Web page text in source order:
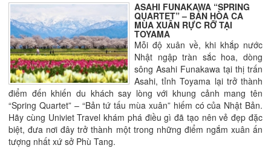
ASAHI FUNAKAWA “SPRING
QUARTET” – BẢN HÒA CA
MÙA XUÂN RỰC RỠ TẠI
TOYAMA
Mỗi độ xuân về, khi khắp nước
Nhật ngập tràn sắc hoa, dòng
sông Asahi Funakawa tại thị trấn
Asahi, tỉnh Toyama lại trở thành
điểm đến khiến du khách say lòng với khung cảnh mang tên
“Spring Quartet” – “Bản tứ tấu mùa xuân” hiếm có của Nhật Bản.
Hãy cùng Univiet Travel khám phá điều gì đã tạo nên vẻ đẹp đặc
biệt, đưa nơi đây trở thành một trong những điểm ngắm xuân ấn
tượng nhất xứ sở Phù Tang.